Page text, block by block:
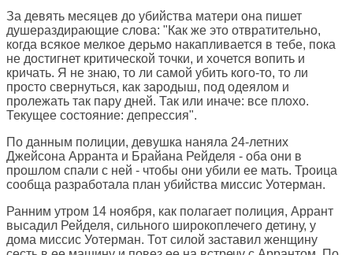
За девять месяцев до убийства матери она пишет
душераздирающие слова: "Как же это отвратительно,
когда всякое мелкое дерьмо накапливается в тебе, пока
не достигнет критической точки, и хочется вопить и
кричать. Я не знаю, то ли самой убить кого-то, то ли
просто свернуться, как зародыш, под одеялом и
пролежать так пару дней. Так или иначе: все плохо.
Текущее состояние: депрессия".
По данным полиции, девушка наняла 24-летних
Джейсона Арранта и Брайана Рейделя - оба они в
прошлом спали с ней - чтобы они убили ее мать. Троица
сообща разработала план убийства миссис Уотерман.
Ранним утром 14 ноября, как полагает полиция, Аррант
высадил Рейделя, сильного широкоплечего детину, у
дома миссис Уотерман. Тот силой заставил женщину